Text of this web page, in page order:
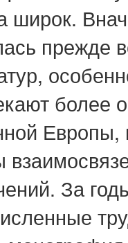
широк.
прежде
более
За